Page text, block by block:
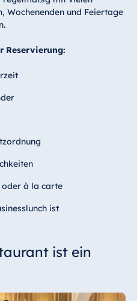
Wochenenden und Feiertage
Reservierung:
oder à la carte
ist
ist ein